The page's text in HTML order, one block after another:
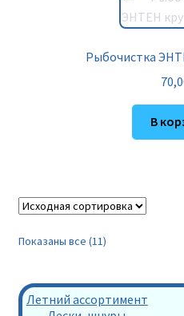
Рыбочистка
В
Показаны все (11)
Летний ассортимент